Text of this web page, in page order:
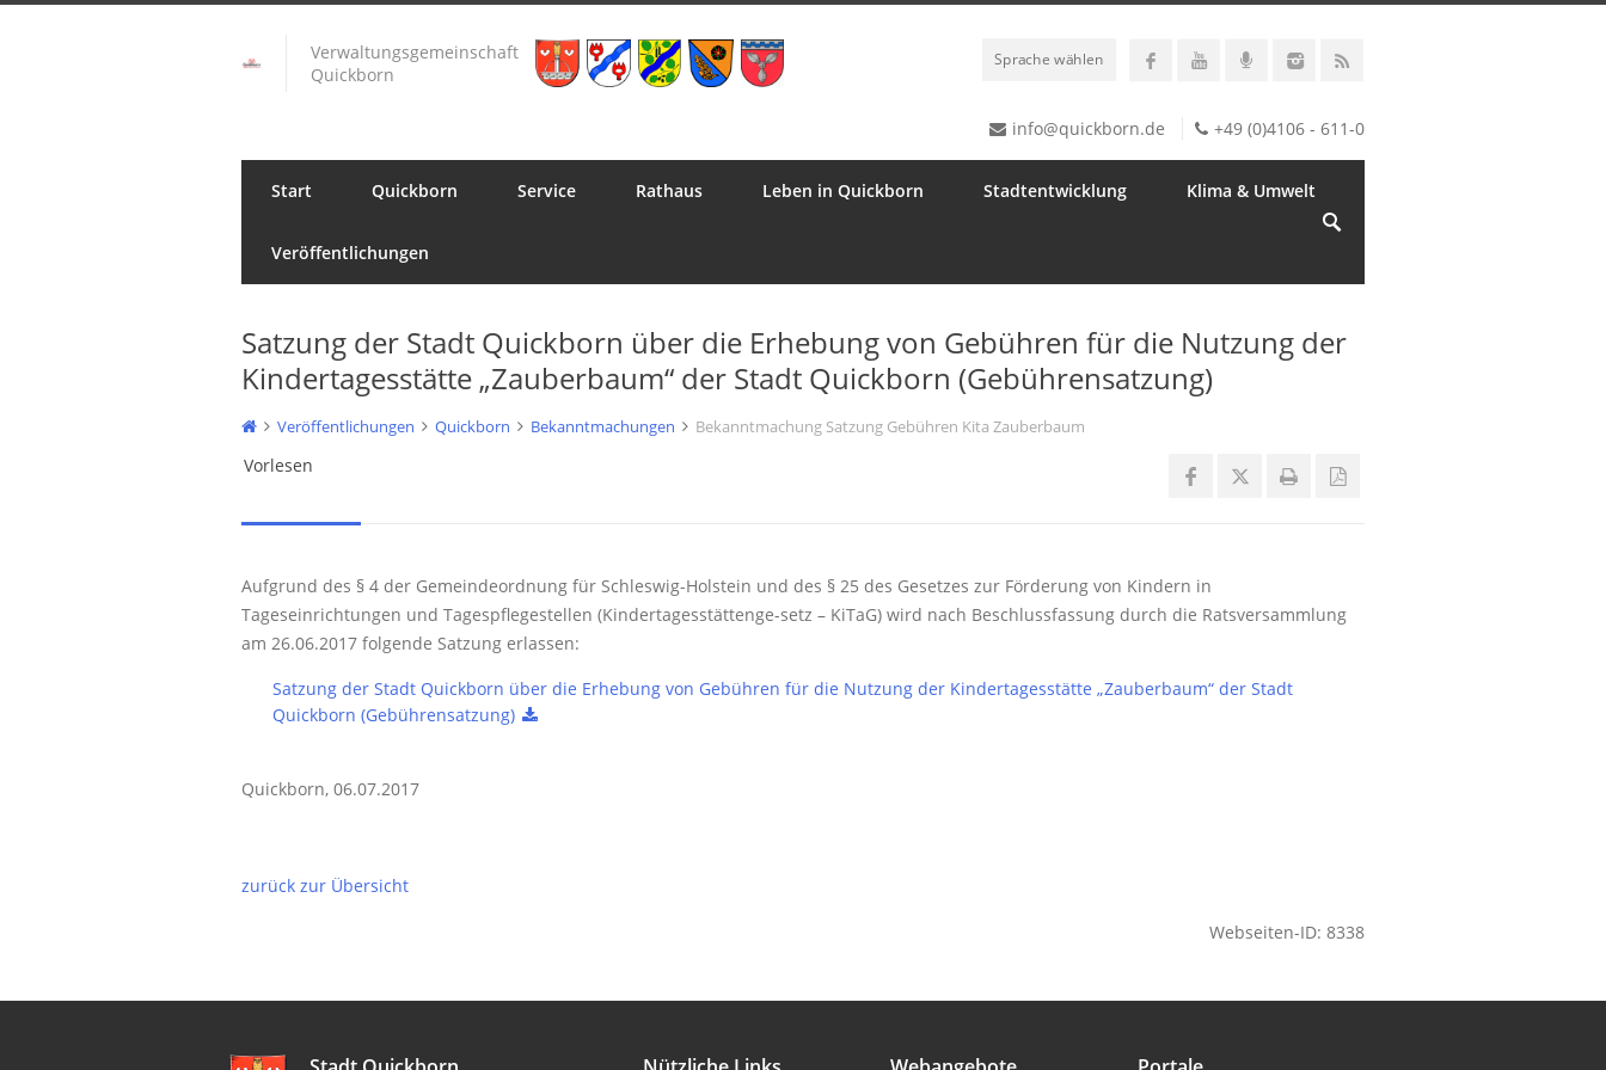
Verwaltungsgemeinschaft
Quickborn
Sprache wählen
info@quickborn.de +49 (0)4106 - 611-0
Start Quickborn Service Rathaus Leben in Quickborn Stadtentwicklung Klima & Umwelt
Veröffentlichungen
Satzung der Stadt Quickborn über die Erhebung von Gebühren für die Nutzung der
Kindertagesstätte „Zauberbaum“ der Stadt Quickborn (Gebührensatzung)
Veröffentlichungen Quickborn Bekanntmachungen Bekanntmachung Satzung Gebühren Kita Zauberbaum
Vorlesen
Aufgrund des § 4 der Gemeindeordnung für Schleswig-Holstein und des § 25 des Gesetzes zur Förderung von Kindern in
Tageseinrichtungen und Tagespflegestellen (Kindertagesstättenge-setz – KiTaG) wird nach Beschlussfassung durch die Ratsversammlung
am 26.06.2017 folgende Satzung erlassen:
Satzung der Stadt Quickborn über die Erhebung von Gebühren für die Nutzung der Kindertagesstätte „Zauberbaum“ der Stadt
Quickborn (Gebührensatzung)
Quickborn, 06.07.2017
zurück zur Übersicht
Webseiten-ID: 8338